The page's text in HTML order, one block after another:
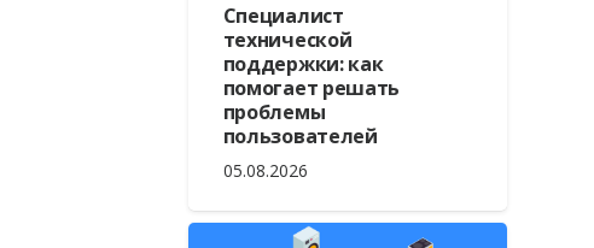
Специалист
технической
поддержки: как
помогает решать
проблемы
пользователей
05.08.2026